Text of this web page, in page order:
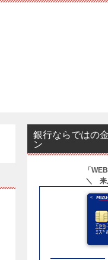
銀行ならではの
ン
「
＼ 来